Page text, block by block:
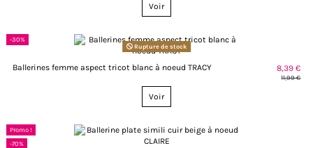
Voir
-30%
Rupture de stock
Ballerines femme aspect tricot blanc à noeud TRACY 8,39 €
11,99 €
Voir
Promo !
-70%